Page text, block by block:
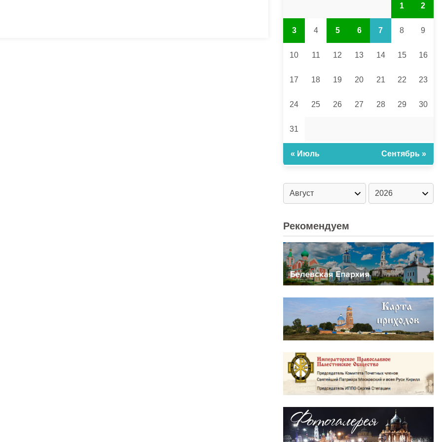
1 2
3 4 5 6 7 8 9
10 11 12 13 14 15 16
17 18 19 20 21 22 23
24 25 26 27 28 29 30
31
« Июль Сентябрь »
Рекомендуем